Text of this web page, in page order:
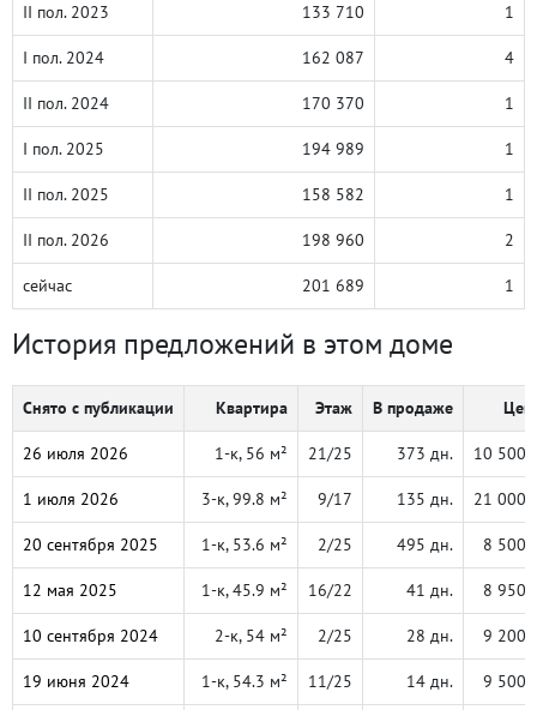
II пол. 2023 133 710 1
I пол. 2024 162 087 4
II пол. 2024 170 370 1
I пол. 2025 194 989 1
II пол. 2025 158 582 1
II пол. 2026 198 960 2
сейчас 201 689 1
История предложений в этом доме
Снято с публикации Квартира Этаж В продаже
26 июля 2026 1-к, 56 м² 21/25 373 дн. 10 500
1 июля 2026 3-к, 99.8 м² 9/17 135 дн. 21 000
20 сентября 2025 1-к, 53.6 м² 2/25 495 дн. 8 500
12 мая 2025 1-к, 45.9 м² 16/22 41 дн. 8 950
10 сентября 2024 2-к, 54 м² 2/25 28 дн. 9 200
19 июня 2024 1-к, 54.3 м² 11/25 14 дн. 9 500